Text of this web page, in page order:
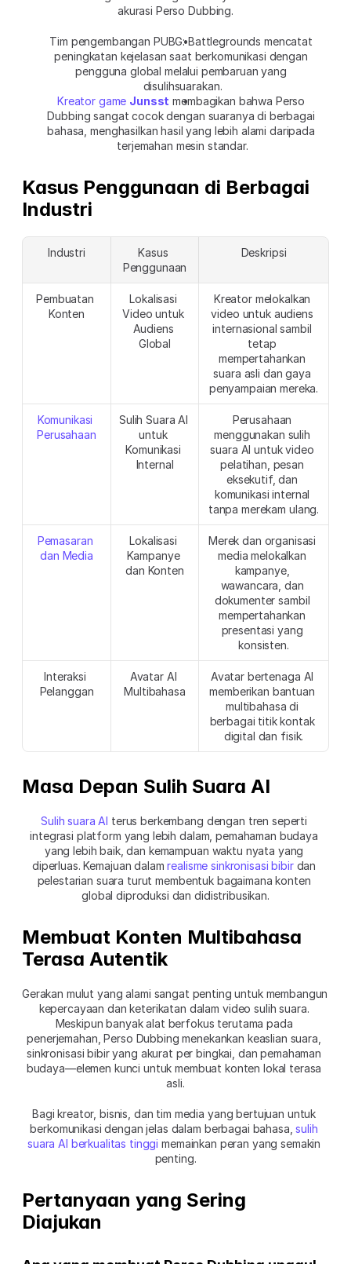
akurasi Perso Dubbing.
Tim pengembangan PUBG: Battlegrounds mencatat
peningkatan kejelasan saat berkomunikasi dengan
pengguna global melalui pembaruan yang
disulihsuarakan.
Kreator game Junsst membagikan bahwa Perso
Dubbing sangat cocok dengan suaranya di berbagai
bahasa, menghasilkan hasil yang lebih alami daripada
terjemahan mesin standar.
Kasus Penggunaan di Berbagai
Industri
Industri
Kasus
Penggunaan
Deskripsi
Pembuatan
Konten
Lokalisasi
Video untuk
Audiens
Global
Kreator melokalkan
video untuk audiens
internasional sambil
tetap
mempertahankan
suara asli dan gaya
penyampaian mereka.
Komunikasi
Perusahaan
Sulih Suara AI
untuk
Komunikasi
Internal
Perusahaan
menggunakan sulih
suara AI untuk video
pelatihan, pesan
eksekutif, dan
komunikasi internal
tanpa merekam ulang.
Pemasaran
dan Media
Lokalisasi
Kampanye
dan Konten
Merek dan organisasi
media melokalkan
kampanye,
wawancara, dan
dokumenter sambil
mempertahankan
presentasi yang
konsisten.
Interaksi
Pelanggan
Avatar AI
Multibahasa
Avatar bertenaga AI
memberikan bantuan
multibahasa di
berbagai titik kontak
digital dan fisik.
Masa Depan Sulih Suara AI
Sulih suara AI terus berkembang dengan tren seperti
integrasi platform yang lebih dalam, pemahaman budaya
yang lebih baik, dan kemampuan waktu nyata yang
diperluas. Kemajuan dalam realisme sinkronisasi bibir dan
pelestarian suara turut membentuk bagaimana konten
global diproduksi dan didistribusikan.
Membuat Konten Multibahasa
Terasa Autentik
Gerakan mulut yang alami sangat penting untuk membangun
kepercayaan dan keterikatan dalam video sulih suara.
Meskipun banyak alat berfokus terutama pada
penerjemahan, Perso Dubbing menekankan keaslian suara,
sinkronisasi bibir yang akurat per bingkai, dan pemahaman
budaya—elemen kunci untuk membuat konten lokal terasa
asli.
Bagi kreator, bisnis, dan tim media yang bertujuan untuk
berkomunikasi dengan jelas dalam berbagai bahasa, sulih
suara AI berkualitas tinggi memainkan peran yang semakin
penting.
Pertanyaan yang Sering
Diajukan